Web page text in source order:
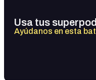
Usa tus
Ayúdanos en esta